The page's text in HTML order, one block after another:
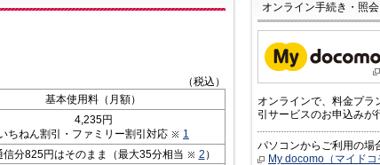
（税込）
基本使用料（月額）
4,235円
ちねん割引・ファミリー割引対応
1
信分825円はそのまま（最大35分相当
2 ）
オンライン手続き・照会
オンラインで、料金プラ
引サービスのお申込みが
パソコンからご利用の場
My docomo（マイドコ